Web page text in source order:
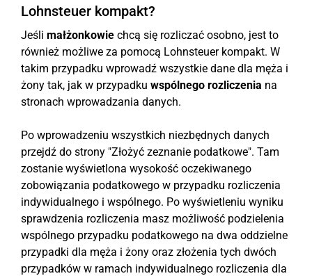
Lohnsteuer kompakt?
Jeśli małżonkowie chcą się rozliczać osobno, jest to
również możliwe za pomocą Lohnsteuer kompakt. W
takim przypadku wprowadź wszystkie dane dla męża i
żony tak, jak w przypadku wspólnego rozliczenia na
stronach wprowadzania danych.
Po wprowadzeniu wszystkich niezbędnych danych
przejdź do strony "Złożyć zeznanie podatkowe". Tam
zostanie wyświetlona wysokość oczekiwanego
zobowiązania podatkowego w przypadku rozliczenia
indywidualnego i wspólnego. Po wyświetleniu wyniku
sprawdzenia rozliczenia masz możliwość podzielenia
wspólnego przypadku podatkowego na dwa oddzielne
przypadki dla męża i żony oraz złożenia tych dwóch
przypadków w ramach indywidualnego rozliczenia dla